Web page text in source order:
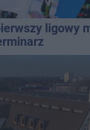
ligowy